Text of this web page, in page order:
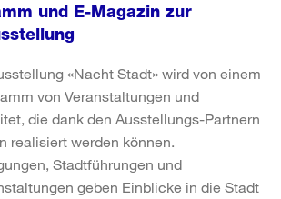
und E-Magazin zur
«Nacht Stadt» wird von einem
von Veranstaltungen und
die dank den Ausstellungs-Partnern
realisiert werden können.
Stadtführungen und
geben Einblicke in die Stadt